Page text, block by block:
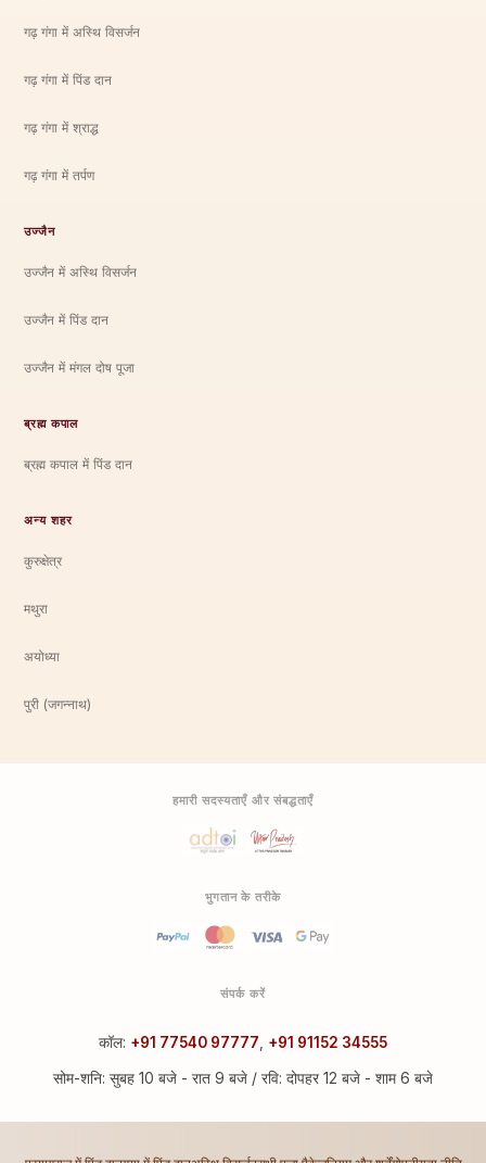
गढ़ गंगा में अस्थि विसर्जन
गढ़ गंगा में पिंड दान
गढ़ गंगा में श्राद्ध
गढ़ गंगा में तर्पण
उज्जैन
उज्जैन में अस्थि विसर्जन
उज्जैन में पिंड दान
उज्जैन में मंगल दोष पूजा
ब्रह्म कपाल
ब्रह्म कपाल में पिंड दान
अन्य शहर
कुरुक्षेत्र
मथुरा
अयोध्या
पुरी (जगन्नाथ)
हमारी सदस्यताएँ और संबद्धताएँ
भुगतान के तरीके
संपर्क करें
कॉल: +91 77540 97777 +91 91152 34555
सोम-शनि: सुबह 10 बजे - रात 9 बजे / रवि: दोपहर 12 बजे - शाम 6 बजे